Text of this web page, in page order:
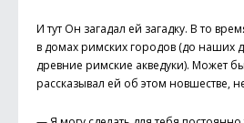
И тут Он загадал ей загадку. В то
в домах римских городов (до наших
древние римские акведуки). Может
рассказывал ей об этом новшестве,